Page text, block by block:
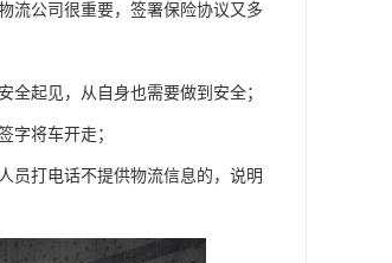
流公司很重要，签署保险协议又多
起见，从自身也需要做到安全；
字将车开走；
员打电话不提供物流信息的，说明